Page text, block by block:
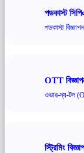
পডকাস্ট
পডকাস্ট
OTT
ওভার-দ্য-টপ
স্ট্রিমিং